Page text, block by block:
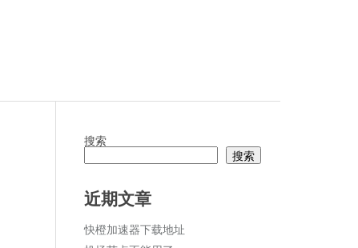
搜索
搜索
近期文章
快橙加速器下载地址